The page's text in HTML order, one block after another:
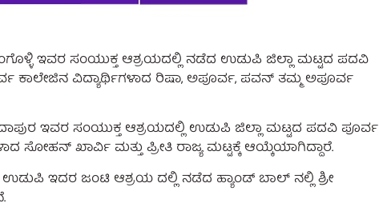
ಇವರ ಸಂಯುಕ್ತ ಆಶ್ರಯದಲ್ಲಿ ನಡೆದ ಉಡುಪಿ ಜಿಲ್ಲಾ ಮಟ್ಟದ ಪದವಿ
ವಿದ್ಯಾರ್ಥಿಗಳಾದ ರಿಷಾ, ಅಪೂರ್ವ, ಪವನ್ ತಮ್ಮ ಅಪೂರ್ವ
ಇವರ ಸಂಯುಕ್ತ ಆಶ್ರಯದಲ್ಲಿ ಉಡುಪಿ ಜಿಲ್ಲಾ ಮಟ್ಟದ ಪದವಿ ಪೂರ್ವ
ಖಾರ್ವಿ ಮತ್ತು ಪ್ರೀತಿ ರಾಜ್ಯ ಮಟ್ಟಕ್ಕೆ ಆಯ್ಕೆಯಾಗಿದ್ದಾರೆ.
ಇದರ ಜಂಟಿ ಆಶ್ರಯ ದಲ್ಲಿ ನಡೆದ ಹ್ಯಾಂಡ್ ಬಾಲ್ ನಲ್ಲಿ ಶ್ರೀ